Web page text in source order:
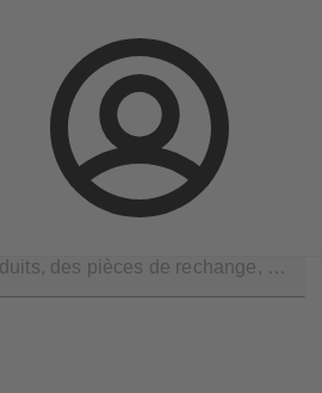
Connexion
KSB Select Recherche
Garnitures mécaniques